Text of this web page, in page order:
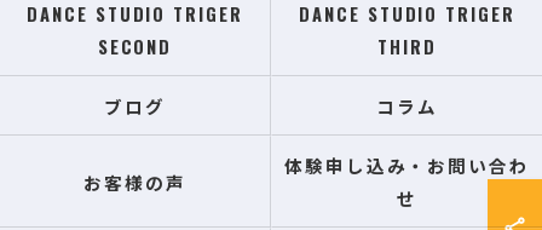
DANCE STUDIO TRIGER
SECOND
DANCE STUDIO TRIGER
THIRD
ブログ コラム
お客様の声
体験申し込み・お問い合わ
せ